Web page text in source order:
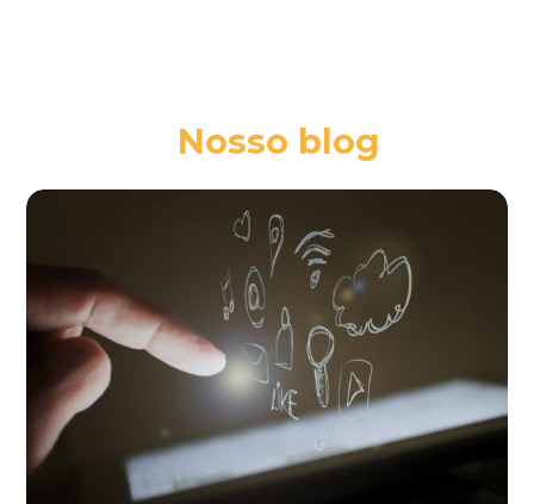
Nosso blog